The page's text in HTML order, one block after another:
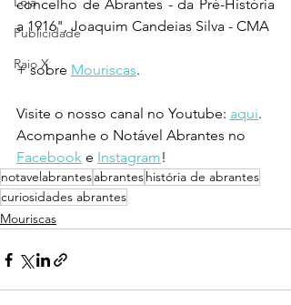
Publicidade
Raio X
concelho de Abrantes - da Pré-História
a 1916", Joaquim Candeias Silva - CMA
+ sobre Mouriscas.
Visite o nosso canal no Youtube: aqui.
Acompanhe o Notável Abrantes no
Facebook e Instagram!
notavelabrantesabranteshistória de abrantes
curiosidades abrantes
Mouriscas